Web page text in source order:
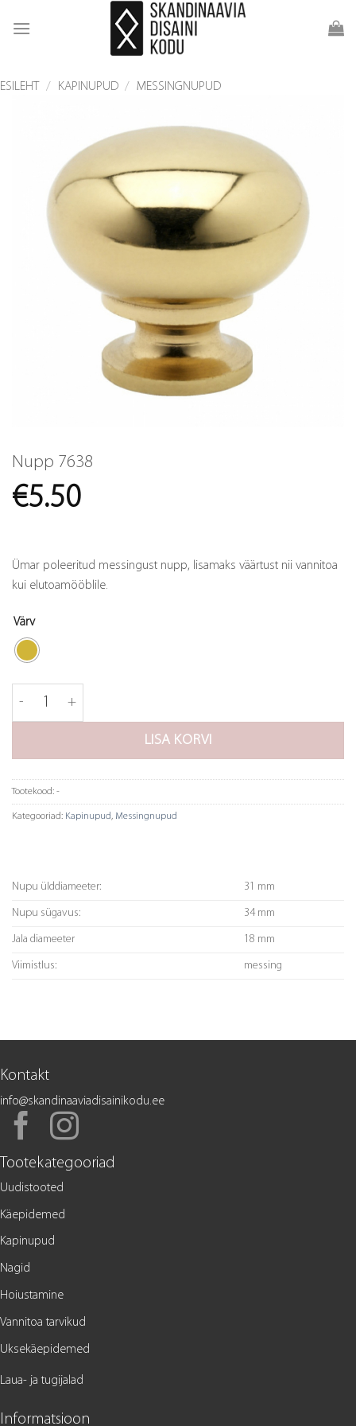
ESILEHT / KAPINUPUD / MESSINGNUPUD
Nupp 7638
€5.50
Ümar poleeritud messingust nupp, lisamaks väärtust nii vannitoa
kui elutoamööblile.
Värv
Nupp 7638 kogus
LISA KORVI
Tootekood: -
Kategooriad: Kapinupud, Messingnupud
Nupu ülddiameeter: 31 mm
Nupu sügavus: 34 mm
Jala diameeter 18 mm
Viimistlus: messing
Kontakt
info@skandinaaviadisainikodu.ee
Tootekategooriad
Uudistooted
Käepidemed
Kapinupud
Nagid
Hoiustamine
Vannitoa tarvikud
Uksekäepidemed
Laua- ja tugijalad
Informatsioon